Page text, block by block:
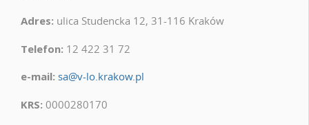
Adres: ulica Studencka 12, 31-116 Kraków
Telefon: 12 422 31 72
e-mail: sa@v-lo.krakow.pl
KRS: 0000280170